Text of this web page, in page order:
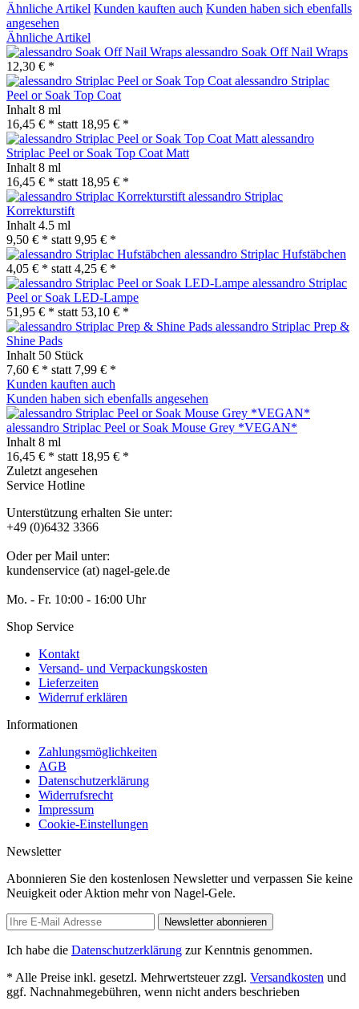
Ähnliche Artikel Kunden kauften auch Kunden haben sich ebenfalls
angesehen
Ähnliche Artikel
alessandro Soak Off Nail Wraps
12,30 € *
alessandro Striplac
Peel or Soak Top Coat
Inhalt 8 ml
16,45 € * statt 18,95 € *
alessandro
Striplac Peel or Soak Top Coat Matt
Inhalt 8 ml
16,45 € * statt 18,95 € *
alessandro Striplac
Korrekturstift
Inhalt 4.5 ml
9,50 € * statt 9,95 € *
alessandro Striplac Hufstäbchen
4,05 € * statt 4,25 € *
alessandro Striplac
Peel or Soak LED-Lampe
51,95 € * statt 53,10 € *
alessandro Striplac Prep &
Shine Pads
Inhalt 50 Stück
7,60 € * statt 7,99 € *
Kunden kauften auch
Kunden haben sich ebenfalls angesehen
alessandro Striplac Peel or Soak Mouse Grey *VEGAN*
Inhalt 8 ml
16,45 € * statt 18,95 € *
Zuletzt angesehen
Service Hotline
Unterstützung erhalten Sie unter:
+49 (0)6432 3366
Oder per Mail unter:
kundenservice (at) nagel-gele.de
Mo. - Fr. 10:00 - 16:00 Uhr
Shop Service
Kontakt
Versand- und Verpackungskosten
Lieferzeiten
Widerruf erklären
Informationen
Zahlungsmöglichkeiten
AGB
Datenschutzerklärung
Widerrufsrecht
Impressum
Cookie-Einstellungen
Newsletter
Abonnieren Sie den kostenlosen Newsletter und verpassen Sie keine
Neuigkeit oder Aktion mehr von Nagel-Gele.
Newsletter abonnieren
Ich habe die Datenschutzerklärung zur Kenntnis genommen.
* Alle Preise inkl. gesetzl. Mehrwertsteuer zzgl. Versandkosten und
ggf. Nachnahmegebühren, wenn nicht anders beschrieben